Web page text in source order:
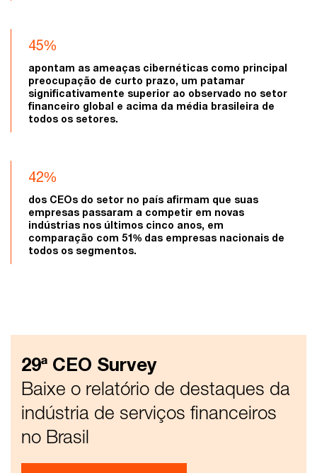
45%
apontam as ameaças cibernéticas como principal
preocupação de curto prazo, um patamar
significativamente superior ao observado no setor
financeiro global e acima da média brasileira de
todos os setores.
42%
dos CEOs do setor no país afirmam que suas
empresas passaram a competir em novas
indústrias nos últimos cinco anos, em
comparação com 51% das empresas nacionais de
todos os segmentos.
29ª CEO Survey
Baixe o relatório de destaques da
indústria de serviços financeiros
no Brasil